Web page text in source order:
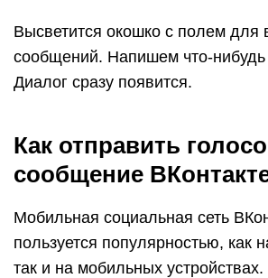
Высветится окошко с полем для
сообщений. Напишем что-нибудь
Диалог сразу появится.
Как отправить
сообщение
Мобильная социальная сеть
пользуется популярностью, как
так и на мобильных